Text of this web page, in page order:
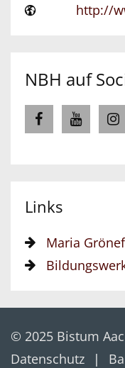
http://
NBH auf
Links
Maria
© 2025 Bistum
Datenschutz